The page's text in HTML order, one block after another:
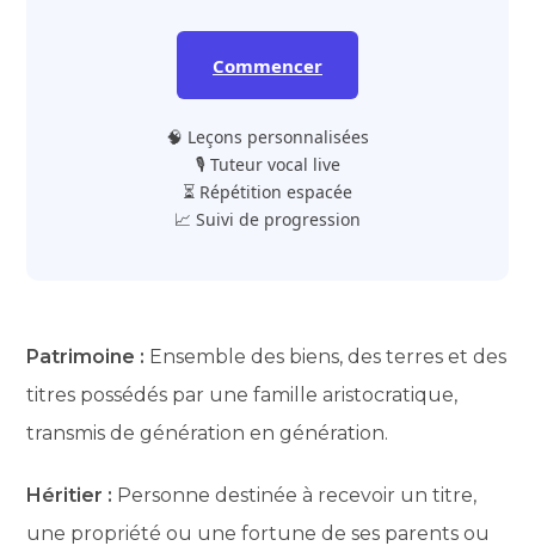
Commencer
🧠 Leçons personnalisées
🎙️ Tuteur vocal live
⏳ Répétition espacée
📈 Suivi de progression
Patrimoine : Ensemble des biens, des terres et des
titres possédés par une famille aristocratique,
transmis de génération en génération.
Héritier : Personne destinée à recevoir un titre,
une propriété ou une fortune de ses parents ou